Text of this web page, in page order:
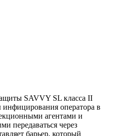
SAVVY SL класса II
оператора в
агентами и
передаваться через
барьер, который